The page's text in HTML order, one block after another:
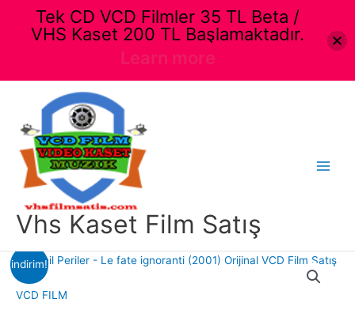
Vhs Kaset Film Satış
indirim!
VCD FILM
Tek CD VCD Filmler 35 TL Beta /
VHS Kaset 200 TL Başlamaktadır.
Learn more